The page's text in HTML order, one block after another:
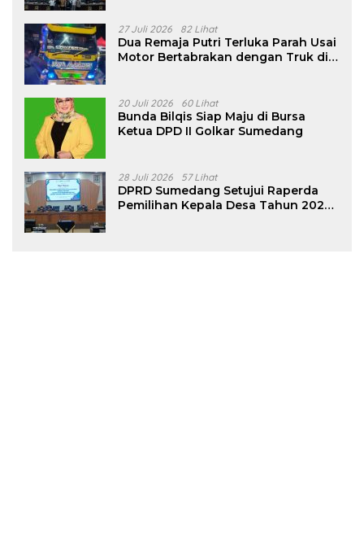
27 Juli 2026 82 Lihat
Dua Remaja Putri Terluka Parah Usai
Motor Bertabrakan dengan Truk di
20 Juli 2026 60 Lihat
Bunda Bilqis Siap Maju di Bursa
Ketua DPD II Golkar Sumedang
28 Juli 2026 57 Lihat
DPRD Sumedang Setujui Raperda
Pemilihan Kepala Desa Tahun 2026